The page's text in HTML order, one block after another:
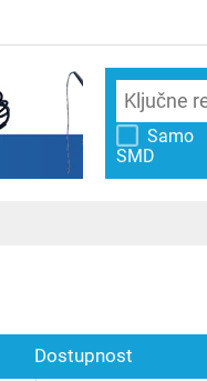
Samo
SMD
Dostupnost